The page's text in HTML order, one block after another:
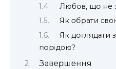
Любов, що не
Як обрати
Як доглядати
порідою?
Завершення